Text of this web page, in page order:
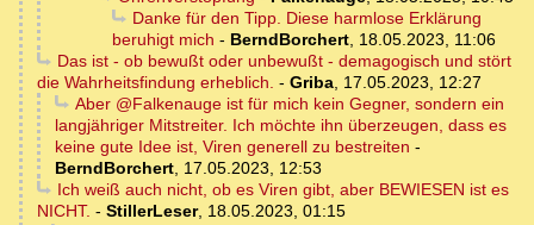
Danke für den Tipp. Diese harmlose Erklärung
beruhigt mich - BerndBorchert 18.05.2023, 11:06
Das ist - ob bewußt oder unbewußt - demagogisch und stört
die Wahrheitsfindung erheblich. - Griba 17.05.2023, 12:27
Aber @Falkenauge ist für mich kein Gegner, sondern ein
langjähriger Mitstreiter. Ich möchte ihn überzeugen, dass es
keine gute Idee ist, Viren generell zu bestreiten -
BerndBorchert 17.05.2023, 12:53
Ich weiß auch nicht, ob es Viren gibt, aber BEWIESEN ist es
NICHT. - StillerLeser, 18.05.2023, 01:15